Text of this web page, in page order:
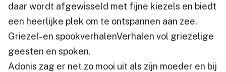
daar wordt afgewisseld met fijne kiezels en biedt
een heerlijke plek om te ontspannen aan zee.
Griezel- en spookverhalenVerhalen vol griezelige
geesten en spoken.
Adonis zag er net zo mooi uit als zijn moeder en bij